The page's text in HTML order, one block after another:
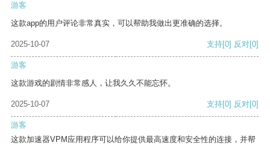
游客
这款app的用户评论非常真实，可以帮助我做出更准确的选择。
2025-10-07 支持[0] 反对[0]
游客
这款游戏的剧情非常感人，让我久久不能忘怀。
2025-10-07 支持[0] 反对[0]
游客
这款加速器VPM应用程序可以给你提供最高速度和安全性的连接，并帮